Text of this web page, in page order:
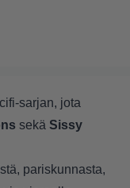
sarjan, jota
sekä Sissy
pariskunnasta,